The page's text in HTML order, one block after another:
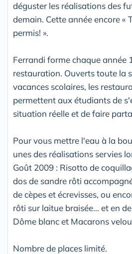
déguster les réalisations des
demain. Cette année encore «
permis! ».
Ferrandi forme chaque année
restauration. Ouverts toute la
vacances scolaires, les
permettent aux étudiants de
situation réelle et de faire
Pour vous mettre l'eau à la
unes des réalisations servies
Goût 2009 : Risotto de
dos de sandre rôti
de cèpes et écrevisses, ou
rôti sur laitue braisée... et en
Dôme blanc et Macarons
Nombre de places limité.